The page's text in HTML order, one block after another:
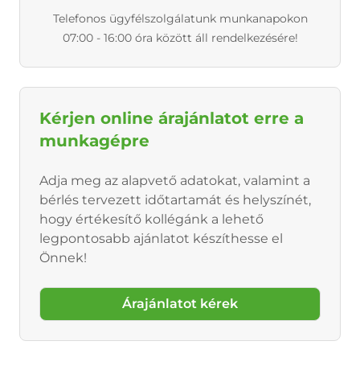
Telefonos ügyfélszolgálatunk munkanapokon
07:00 - 16:00 óra között áll rendelkezésére!
Kérjen online árajánlatot erre a
munkagépre
Adja meg az alapvető adatokat, valamint a
bérlés tervezett időtartamát és helyszínét,
hogy értékesítő kollégánk a lehető
legpontosabb ajánlatot készíthesse el
Önnek!
Árajánlatot kérek